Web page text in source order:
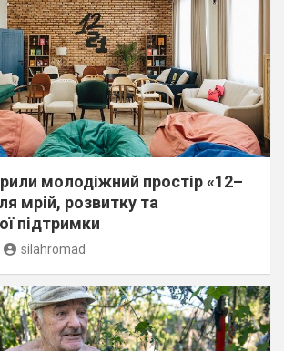
молодіжний простір «12–
мрій, розвитку та
підтримки
silahromad